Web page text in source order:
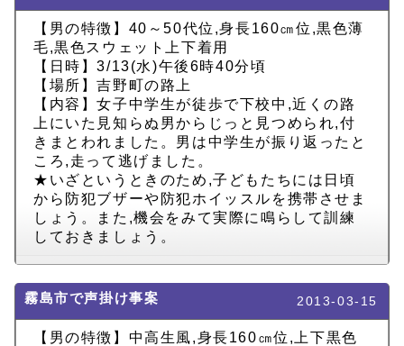
【男の特徴】40～50代位,身長160㎝位,黒色薄
毛,黒色スウェット上下着用
【日時】3/13(水)午後6時40分頃
【場所】吉野町の路上
【内容】女子中学生が徒歩で下校中,近くの路
上にいた見知らぬ男からじっと見つめられ,付
きまとわれました。男は中学生が振り返ったと
ころ,走って逃げました。
★いざというときのため,子どもたちには日頃
から防犯ブザーや防犯ホイッスルを携帯させま
しょう。また,機会をみて実際に鳴らして訓練
しておきましょう。
霧島市で声掛け事案 2013-03-15
【男の特徴】中高生風,身長160㎝位,上下黒色